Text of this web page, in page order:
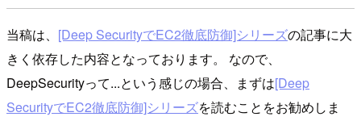
当稿は、 [Deep SecurityでEC2徹底防御]シリーズの記事に大
きく依存した内容となっております。 なので、
DeepSecurityって...という感じの場合、まずは[Deep
SecurityでEC2徹底防御]シリーズを読むことをお勧めしま